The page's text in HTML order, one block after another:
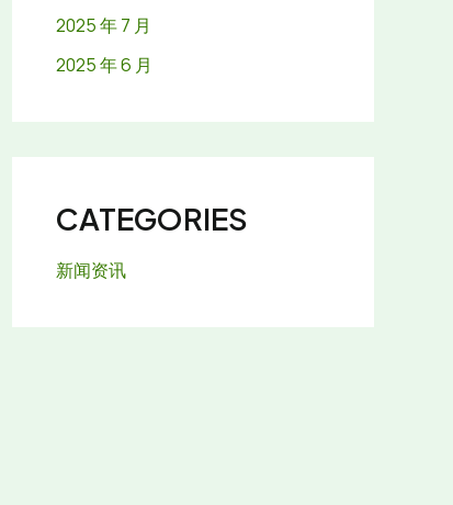
2025 年 7 月
2025 年 6 月
CATEGORIES
新闻资讯